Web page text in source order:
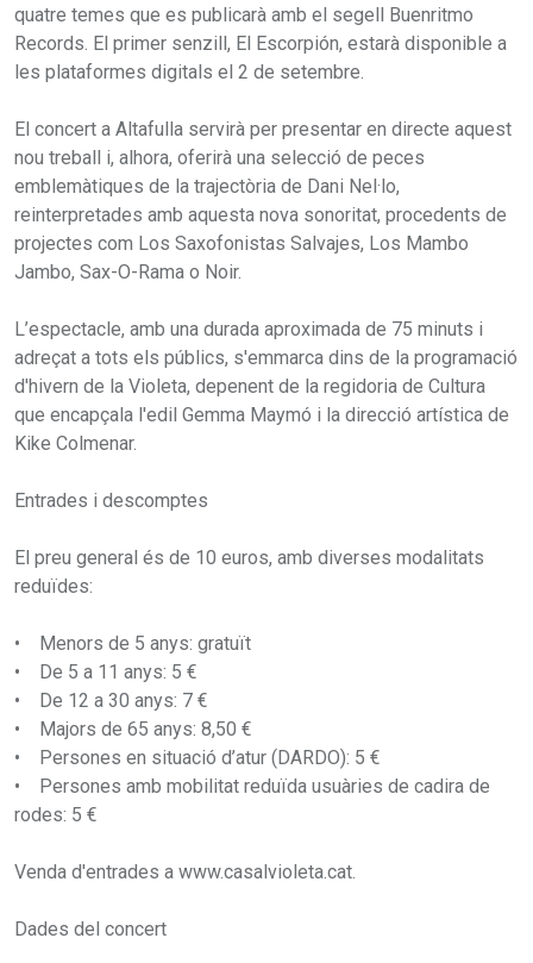
quatre temes que es publicarà amb el segell Buenritmo
Records. El primer senzill, El Escorpión, estarà disponible a
les plataformes digitals el 2 de setembre.
El concert a Altafulla servirà per presentar en directe aquest
nou treball i, alhora, oferirà una selecció de peces
emblemàtiques de la trajectòria de Dani Nel·lo,
reinterpretades amb aquesta nova sonoritat, procedents de
projectes com Los Saxofonistas Salvajes, Los Mambo
Jambo, Sax-O-Rama o Noir.
L’espectacle, amb una durada aproximada de 75 minuts i
adreçat a tots els públics, s'emmarca dins de la programació
d'hivern de la Violeta, depenent de la regidoria de Cultura
que encapçala l'edil Gemma Maymó i la direcció artística de
Kike Colmenar.
Entrades i descomptes
El preu general és de 10 euros, amb diverses modalitats
reduïdes:
• Menors de 5 anys: gratuït
• De 5 a 11 anys: 5 €
• De 12 a 30 anys: 7 €
• Majors de 65 anys: 8,50 €
• Persones en situació d’atur (DARDO): 5 €
• Persones amb mobilitat reduïda usuàries de cadira de
rodes: 5 €
Venda d'entrades a www.casalvioleta.cat.
Dades del concert